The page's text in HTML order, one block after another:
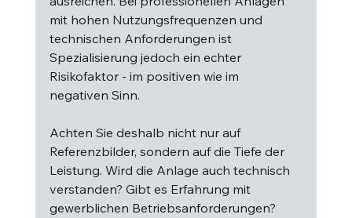
mit hohen Nutzungsfrequenzen und
technischen Anforderungen ist
Spezialisierung jedoch ein echter
Risikofaktor - im positiven wie im
negativen Sinn.
Achten Sie deshalb nicht nur auf
Referenzbilder, sondern auf die Tiefe der
Leistung. Wird die Anlage auch technisch
verstanden? Gibt es Erfahrung mit
gewerblichen Betriebsanforderungen?